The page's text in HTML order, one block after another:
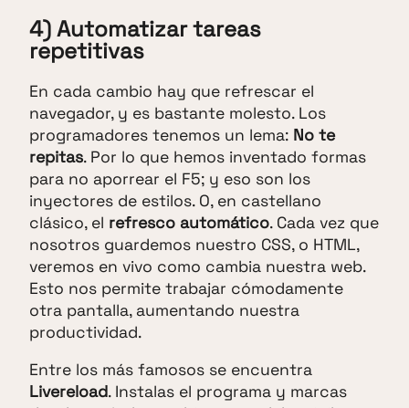
4) Automatizar tareas
repetitivas
En cada cambio hay que refrescar el
navegador, y es bastante molesto. Los
programadores tenemos un lema: No te
repitas. Por lo que hemos inventado formas
para no aporrear el F5; y eso son los
inyectores de estilos. O, en castellano
clásico, el refresco automático. Cada vez que
nosotros guardemos nuestro CSS, o HTML,
veremos en vivo como cambia nuestra web.
Esto nos permite trabajar cómodamente
otra pantalla, aumentando nuestra
productividad.
Entre los más famosos se encuentra
Livereload. Instalas el programa y marcas